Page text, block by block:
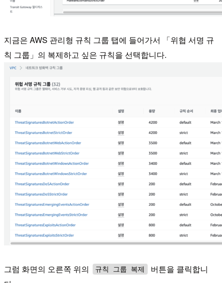
지금은 AWS 관리형 규칙 그룹 탭에 들어가서 「위협 서명 규
칙 그룹」의 복제하고 싶은 규칙을 선택합니다.
그럼 화면의 오른쪽 위의 규칙 그룹 복제
버튼을 클릭합니